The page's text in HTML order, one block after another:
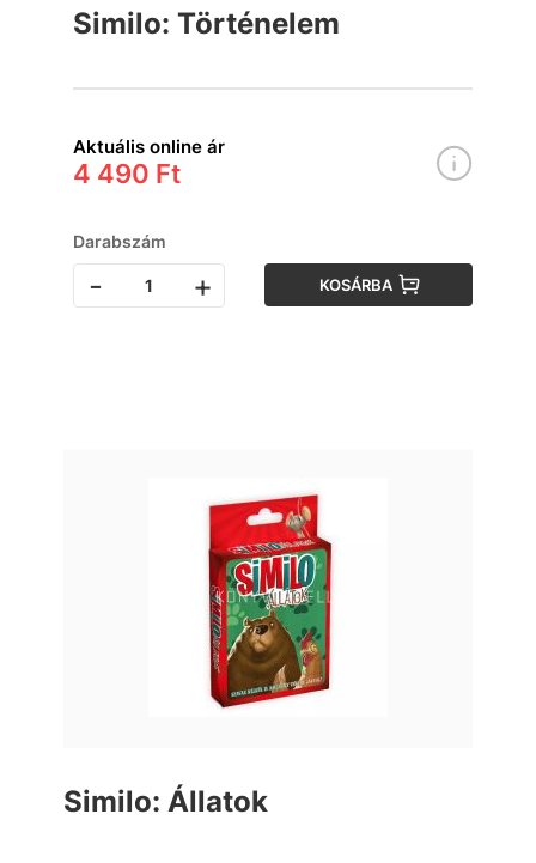
Similo: Történelem
Aktuális online ár
4 490 Ft
Darabszám
- + KOSÁRBA
Similo: Állatok